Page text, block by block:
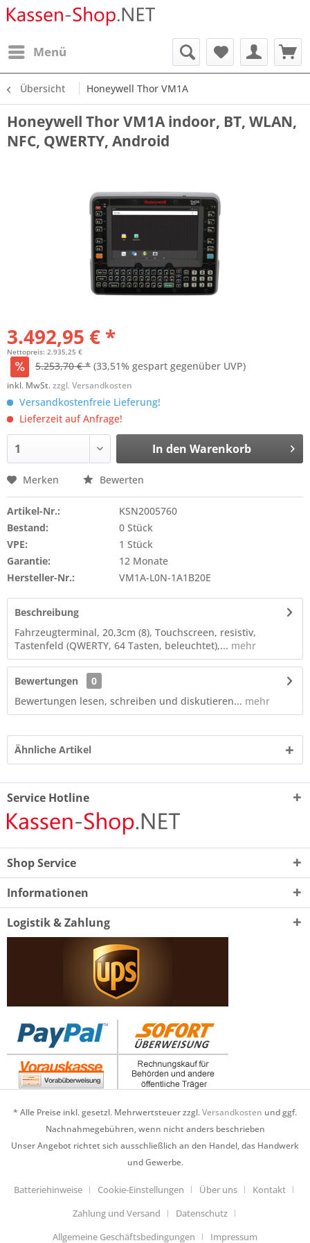
Menü
Übersicht Honeywell Thor VM1A
Honeywell Thor VM1A indoor, BT, WLAN,
NFC, QWERTY, Android
3.492,95 € *
Nettopreis: 2.935,25 €
5.253,70 € * (33,51% gespart gegenüber UVP)
inkl. MwSt.zzgl. Versandkosten
Versandkostenfreie Lieferung!
Lieferzeit auf Anfrage!
In den Warenkorb
Merken Bewerten
Artikel-Nr.:
KSN2005760
Bestand:
0 Stück
VPE:
1 Stück
Garantie:
12 Monate
Hersteller-Nr.:
VM1A-L0N-1A1B20E
Beschreibung
Fahrzeugterminal, 20,3cm (8), Touchscreen, resistiv,
Tastenfeld (QWERTY, 64 Tasten, beleuchtet),... mehr
Bewertungen
0
Bewertungen lesen, schreiben und diskutieren... mehr
Ähnliche Artikel
Service Hotline
Shop Service
Informationen
Logistik & Zahlung
* Alle Preise inkl. gesetzl. Mehrwertsteuer zzgl.Versandkosten und ggf.
Nachnahmegebühren, wenn nicht anders beschrieben
Unser Angebot richtet sich ausschließlich an den Handel, das Handwerk
und Gewerbe.
Batteriehinweise Cookie-Einstellungen Über uns
Kontakt
Zahlung und Versand
Datenschutz
Allgemeine Geschäftsbedingungen
Impressum